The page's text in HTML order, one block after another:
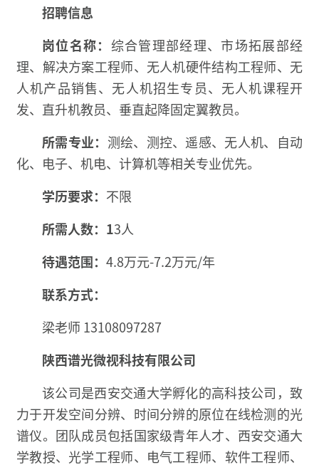
招聘信息
岗位名称： 综合管理部经理、市场拓展部经
理、解决方案工程师、无人机硬件结构工程师、无
人机产品销售、无人机招生专员、无人机课程开
发、直升机教员、垂直起降固定翼教员。
所需专业： 测绘、测控、遥感、无人机、自动
化、电子、机电、计算机等相关专业优先。
学历要求： 不限
所需人数：13人
待遇范围： 4.8万元-7.2万元/年
联系方式：
梁老师 13108097287
陕西谱光微视科技有限公司
该公司是西安交通大学孵化的高科技公司，致
力于开发空间分辨、时间分辨的原位在线检测的光
谱仪。团队成员包括国家级青年人才、西安交通大
学教授、光学工程师、电气工程师、软件工程师、